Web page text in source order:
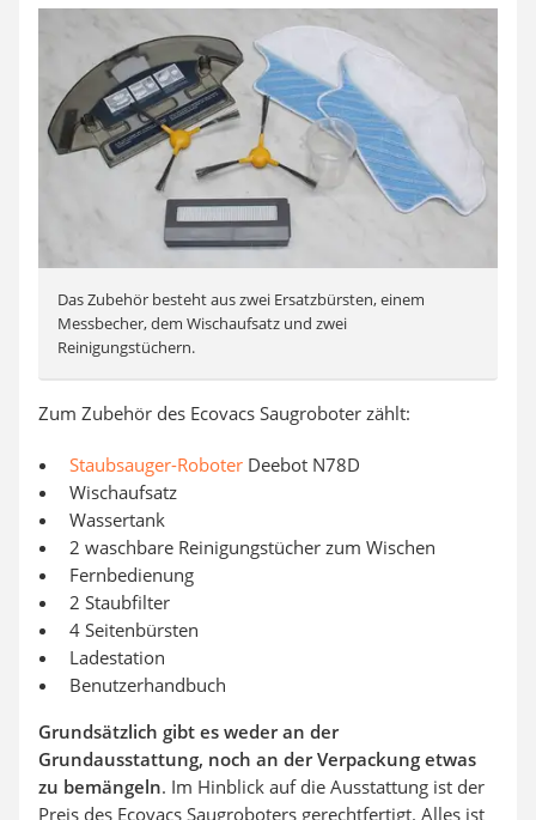
Das Zubehör besteht aus zwei Ersatzbürsten, einem
Messbecher, dem Wischaufsatz und zwei
Reinigungstüchern.
Zum Zubehör des Ecovacs Saugroboter zählt:
Staubsauger-Roboter Deebot N78D
Wischaufsatz
Wassertank
2 waschbare Reinigungstücher zum Wischen
Fernbedienung
2 Staubfilter
4 Seitenbürsten
Ladestation
Benutzerhandbuch
Grundsätzlich gibt es weder an der
Grundausstattung, noch an der Verpackung etwas
zu bemängeln. Im Hinblick auf die Ausstattung ist der
Preis des Ecovacs Saugroboters gerechtfertigt. Alles ist